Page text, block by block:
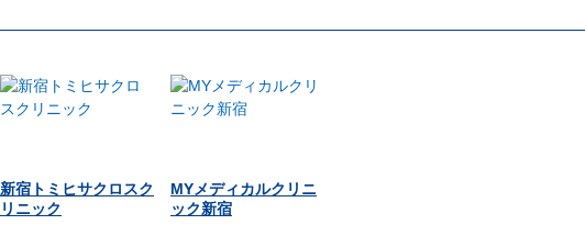
新宿トミヒサクロスク
リニック
MYメディカルクリニ
ック新宿